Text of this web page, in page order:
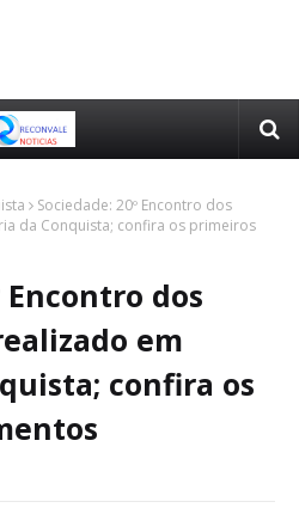
Sociedade: 20º Encontro dos
da Conquista; confira os primeiros
Encontro dos
em
confira os